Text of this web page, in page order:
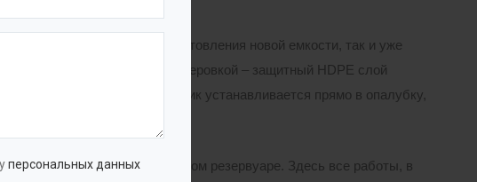
персональных данных
сделать как в процессе изготовления новой емкости, так и уже
примеру, ГИС колодцы с футеровкой – защитный HDPE слой
спаянный в кольцо пластик устанавливается прямо в опалубку,
емкости – например, в стальном резервуаре. Здесь все работы, в